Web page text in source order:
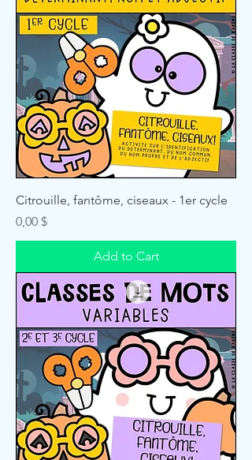
Citrouille, fantôme, ciseaux - 1er cycle
Price
0,00 $
Add to Cart